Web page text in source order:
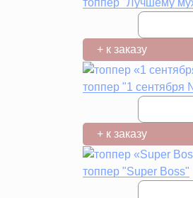
топпер "Лучшему
+ к заказу
топпер "1 сентября
+ к заказу
топпер "Super Boss"